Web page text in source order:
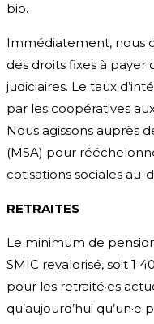
bio.
Immédiatement, nous
des droits fixes à payer
judiciaires. Le taux
par les coopératives
Nous agissons auprès
(MSA) pour
cotisations sociales au-
RETRAITES
Le minimum de
SMIC revalorisé, soit 1
pour les retraité·es
qu’aujourd’hui